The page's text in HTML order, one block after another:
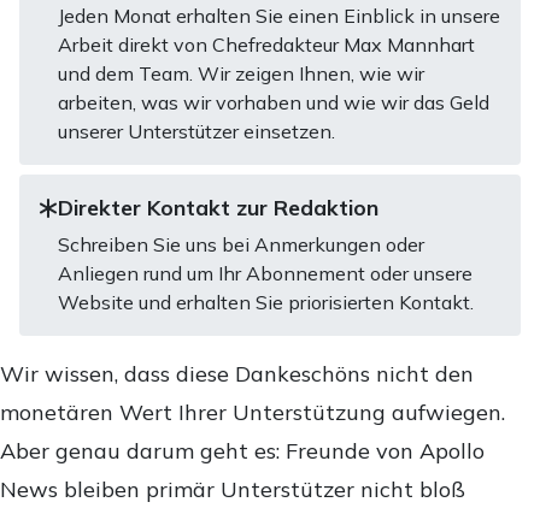
Jeden Monat erhalten Sie einen Einblick in unsere
Arbeit direkt von Chefredakteur Max Mannhart
und dem Team. Wir zeigen Ihnen, wie wir
arbeiten, was wir vorhaben und wie wir das Geld
unserer Unterstützer einsetzen.
Direkter Kontakt zur Redaktion
Schreiben Sie uns bei Anmerkungen oder
Anliegen rund um Ihr Abonnement oder unsere
Website und erhalten Sie priorisierten Kontakt.
Wir wissen, dass diese Dankeschöns nicht den
monetären Wert Ihrer Unterstützung aufwiegen.
Aber genau darum geht es: Freunde von Apollo
News bleiben primär Unterstützer nicht bloß